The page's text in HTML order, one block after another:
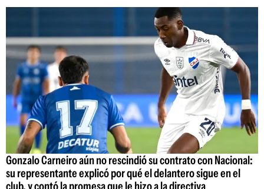
Gonzalo Carneiro aún no rescindió su contrato con Nacional:
su representante explicó por qué el delantero sigue en el
club, y contó la promesa que le hizo a la directiva